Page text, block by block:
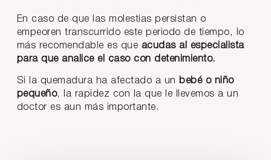
En caso de que las molestias persistan o
empeoren transcurrido este periodo de tiempo, lo
más recomendable es que acudas al especialista
para que analice el caso con detenimiento.
Si la quemadura ha afectado a un bebé o niño
pequeño, la rapidez con la que le llevemos a un
doctor es aun más importante.